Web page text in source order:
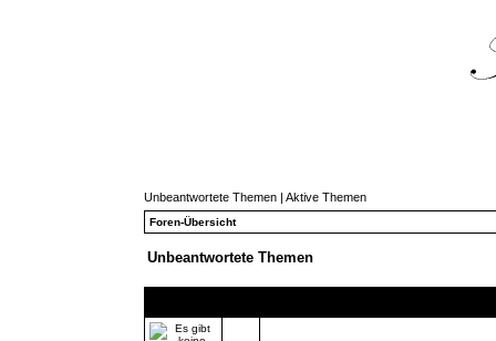
Unbeantwortete Themen | Aktive Themen
Foren-Übersicht
Unbeantwortete Themen